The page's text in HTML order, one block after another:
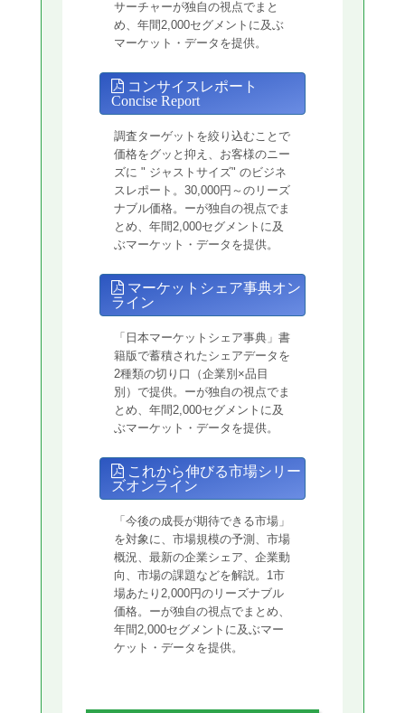
サーチャーが独自の視点でまと
め、年間2,000セグメントに及ぶ
マーケット・データを提供。
コンサイスレポート
Concise Report
調査ターゲットを絞り込むことで
価格をグッと抑え、お客様のニー
ズに " ジャストサイズ" のビジネ
スレポート。30,000円～のリーズ
ナブル価格。ーが独自の視点でま
とめ、年間2,000セグメントに及
ぶマーケット・データを提供。
マーケットシェア事典オン
ライン
「日本マーケットシェア事典」書
籍版で蓄積されたシェアデータを
2種類の切り口（企業別×品目
別）で提供。ーが独自の視点でま
とめ、年間2,000セグメントに及
ぶマーケット・データを提供。
これから伸びる市場シリー
ズオンライン
「今後の成長が期待できる市場」
を対象に、市場規模の予測、市場
概況、最新の企業シェア、企業動
向、市場の課題などを解説。1市
場あたり2,000円のリーズナブル
価格。ーが独自の視点でまとめ、
年間2,000セグメントに及ぶマー
ケット・データを提供。